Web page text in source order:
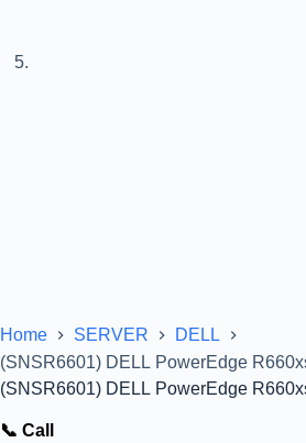
Home SERVER
DELL
(SNSR6601) DELL PowerEdge
(SNSR6601) DELL PowerEdge
📞 Call